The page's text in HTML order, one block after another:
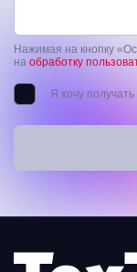
Нажимая на кнопку
на обработку
Я хочу